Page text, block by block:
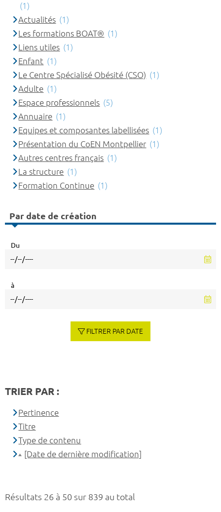
Résultats 26 à 50 sur 839 au total
(1)
Actualités (1)
Les formations BOAT® (1)
Liens utiles (1)
Enfant (1)
Le Centre Spécialisé Obésité (CSO) (1)
Adulte (1)
Espace professionnels (5)
Annuaire (1)
Equipes et composantes labellisées (1)
Présentation du CoEN Montpellier (1)
Autres centres français (1)
La structure (1)
Formation Continue (1)
Par date de création
Du
à
FILTRER PAR DATE
TRIER PAR :
Pertinence
Titre
Type de contenu
[Date de dernière modification]